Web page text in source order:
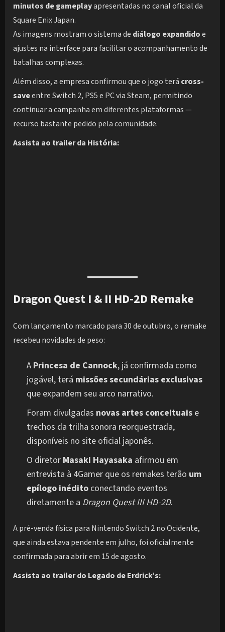
minutos de gameplayapresentadas no canal oficial da
Square Enix Japan.
As imagens mostram o sistema de diálogo expandidoe
ajustes na interface para facilitar o acompanhamento de
batalhas complexas.
Além disso, a empresa confirmou que o jogo terá cross-
saveentre Switch 2, PS5 e PC via Steam, permitindo
continuar a campanha em diferentes plataformas —
recurso bastante pedido pela comunidade.
Assista ao trailer da História:
Dragon Quest I & II HD-2D Remake
Com lançamento marcado para 30 de outubro, o remake
recebeu novidades de peso:
A Princesa de Cannock, já confirmada como
jogável, terá missões secundárias exclusivas
que expandem seu arco narrativo.
Foram divulgadas novas artes conceituais e
trechos da trilha sonora reorquestrada,
disponíveis no site oficial japonês.
O diretor Masaki Hayasaka afirmou em
entrevista à 4Gamer que os remakes terão um
epílogo inédito conectando eventos
diretamente a Dragon Quest III HD-2D.
A pré-venda física para Nintendo Switch 2 no Ocidente,
que ainda estava pendente em julho, foi oficialmente
confirmada para abrir em 15 de agosto.
Assista ao trailer do Legado de Erdrick’s: